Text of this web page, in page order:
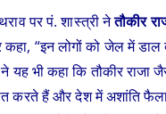
पर पं. शास्त्री नेतौकीर
“इन लोगों को जेल में डाल
ने यह भी कहा कि तौकीर राजा
करते हैं और देश में अशांति